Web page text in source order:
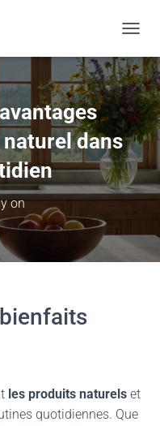
dans
on
les produits naturels et
quotidiennes. Que